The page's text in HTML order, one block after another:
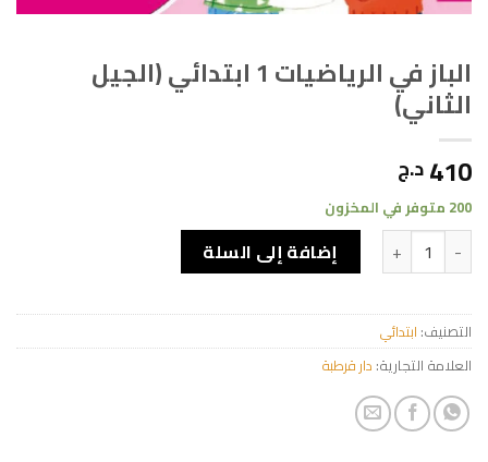
الباز في الرياضيات 1 ابتدائي (الجيل
الثاني)
410د.ج
200 متوفر في المخزون
كمية الباز في الرياضيات 1 ابتدائي (الجيل الثاني)إضافة إلى السلة
التصنيف: ابتدائي
العلامة التجارية: دار قرطبة